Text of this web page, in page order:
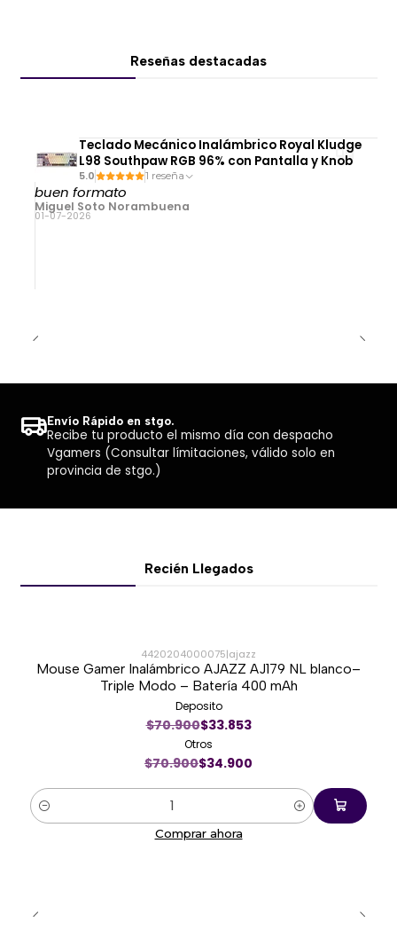
Reseñas destacadas
Teclado Mecánico Inalámbrico Royal Kludge
L98 Southpaw RGB 96% con Pantalla y Knob
5.0 1 reseña
buen formato
Miguel Soto Norambuena
01-07-2026
Envío Rápido en stgo.
Recibe tu producto el mismo día con despacho
Vgamers (Consultar límitaciones, válido solo en
provincia de stgo.)
Recién Llegados
-51%
4420204000075|ajazz
Mouse Gamer Inalámbrico AJAZZ AJ179 NL blanco–
Triple Modo – Batería 400 mAh
Deposito
$70.900$33.853
Otros
$70.900$34.900
Cantidad
Comprar ahora